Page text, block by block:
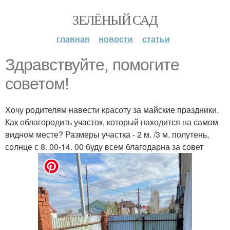
ЗЕЛЁНЫЙ САД
главная новости статьи
Здравствуйте, помогите
советом!
Хочу родителям навести красоту за майские праздники.
Как облагородить участок, который находится на самом
видном месте? Размеры участка - 2 м. /3 м. полутень,
солнце с 8. 00-14. 00 буду всем благодарна за совет